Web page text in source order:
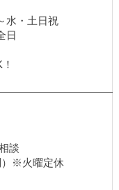
水・土日祝
日
談
）※火曜定休